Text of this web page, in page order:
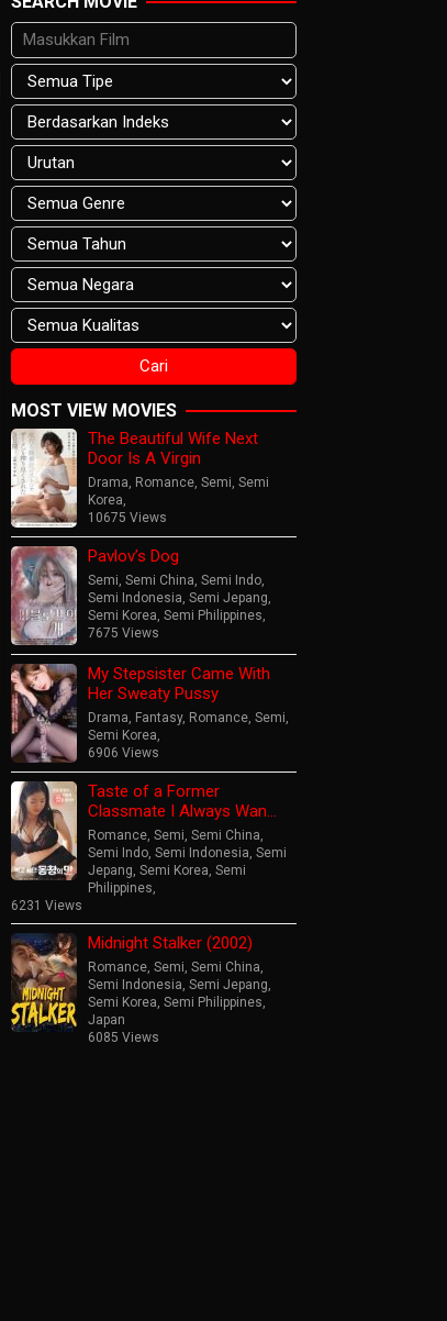
MOST VIEW MOVIES
The Beautiful Wife Next
Door Is A Virgin
Drama Romance Semi Semi
Korea
10675 Views
Pavlov’s Dog
Semi Semi China Semi Indo
Semi Indonesia Semi Jepang
Semi Korea Semi Philippines
7675 Views
My Stepsister Came With
Her Sweaty Pussy
Drama Fantasy, Romance Semi
Semi Korea
6906 Views
Taste of a Former
Classmate I Always Wan…
Romance Semi Semi China
Semi Indo Semi Indonesia Semi
Jepang Semi Korea Semi
Philippines
6231 Views
Midnight Stalker (2002)
Romance Semi Semi China
Semi Indonesia Semi Jepang
Semi Korea Semi Philippines
Japan
6085 Views